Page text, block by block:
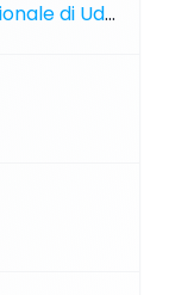
ente di decentramento regionale di Udine